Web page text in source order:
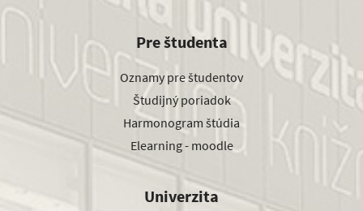
Pre študenta
Oznamy pre študentov
Študijný poriadok
Harmonogram štúdia
Elearning - moodle
Univerzita